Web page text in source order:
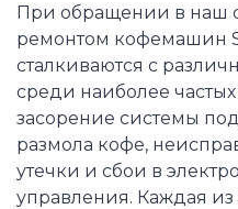
При обращении в наш
ремонтом кофемашин
сталкиваются с
среди наиболее
засорение системы
размола кофе,
утечки и сбои в
управления. Каждая из